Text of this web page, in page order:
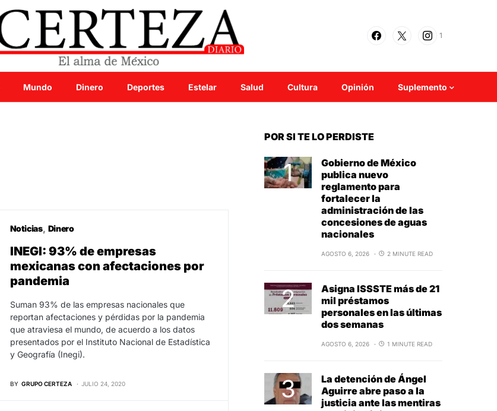
1
Mundo Dinero Deportes Estelar Salud Cultura Opinión Suplemento
Noticias Dinero
INEGI: 93% de empresas
mexicanas con afectaciones por
pandemia
Suman 93% de las empresas nacionales que
reportan afectaciones y pérdidas por la pandemia
que atraviesa el mundo, de acuerdo a los datos
presentados por el Instituto Nacional de Estadística
y Geografía (Inegi).
BY GRUPO CERTEZA JULIO 24, 2020
POR SI TE LO PERDISTE
Gobierno de México
publica nuevo
reglamento para
fortalecer la
administración de las
concesiones de aguas
nacionales
AGOSTO 6, 2026 2 MINUTE READ
Asigna ISSSTE más de 21
mil préstamos
personales en las últimas
dos semanas
AGOSTO 6, 2026 1 MINUTE READ
La detención de Ángel
Aguirre abre paso a la
justicia ante las mentiras